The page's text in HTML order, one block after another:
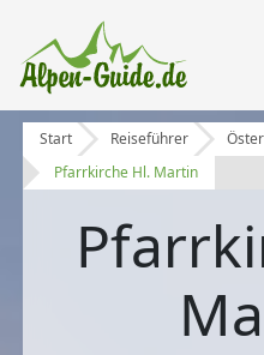
Start Reiseführer
Pfarrkirche Hl. Martin